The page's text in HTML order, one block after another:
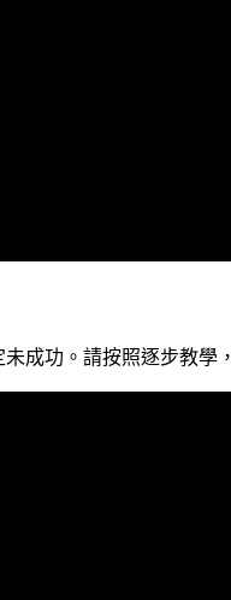
成功。請按照逐步教學，